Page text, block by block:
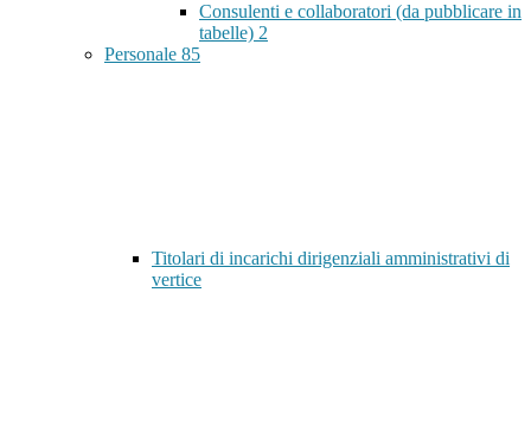
Consulenti e collaboratori (da pubblicare in
tabelle) 2
Personale 85
Titolari di incarichi dirigenziali amministrativi di
vertice